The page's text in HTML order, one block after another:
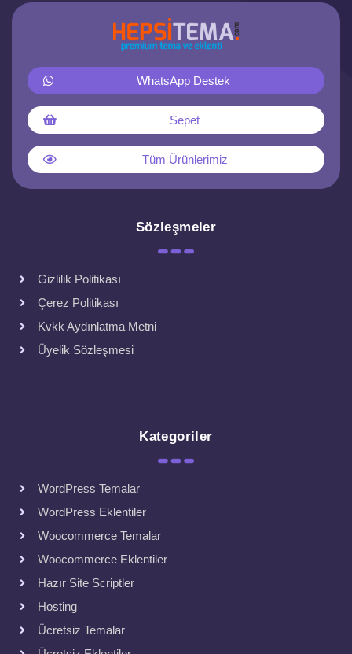
WhatsApp Destek
Sepet
Tüm Ürünlerimiz
Sözleşmeler
Gizlilik Politikası
Çerez Politikası
Kvkk Aydınlatma Metni
Üyelik Sözleşmesi
Kategoriler
WordPress Temalar
WordPress Eklentiler
Woocommerce Temalar
Woocommerce Eklentiler
Hazır Site Scriptler
Hosting
Ücretsiz Temalar